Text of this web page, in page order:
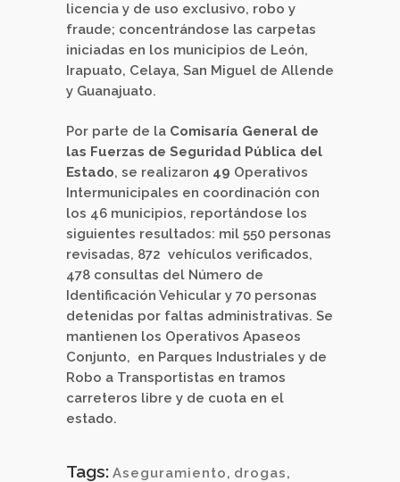
licencia y de uso exclusivo, robo y
fraude; concentrándose las carpetas
iniciadas en los municipios de León,
Irapuato, Celaya, San Miguel de Allende
y Guanajuato.
Por parte de la Comisaría General de
las Fuerzas de Seguridad Pública del
Estado, se realizaron 49 Operativos
Intermunicipales en coordinación con
los 46 municipios, reportándose los
siguientes resultados: mil 550 personas
revisadas, 872 vehículos verificados,
478 consultas del Número de
Identificación Vehicular y 70 personas
detenidas por faltas administrativas. Se
mantienen los Operativos Apaseos
Conjunto, en Parques Industriales y de
Robo a Transportistas en tramos
carreteros libre y de cuota en el
estado.
Tags: Aseguramiento, drogas,